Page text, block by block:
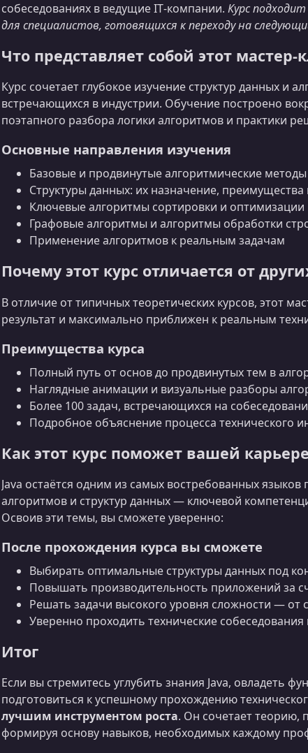
собеседованиях в ведущие IT‑компании. Курс
для специалистов, готовящихся к переходу на
Что представляет собой этот
Курс сочетает глубокое изучение структур данных и
встречающихся в индустрии. Обучение построено
поэтапного разбора логики алгоритмов и практики
Основные направления изучения
Базовые и продвинутые алгоритмические методы
Структуры данных: их назначение,
Ключевые алгоритмы сортировки и оптимизации
Графовые алгоритмы и алгоритмы обработки
Применение алгоритмов к реальным задачам
Почему этот курс отличается от
В отличие от типичных теоретических курсов, этот
результат и максимально приближен к реальным
Преимущества курса
Полный путь от основ до продвинутых тем в
Наглядные анимации и визуальные разборы
Более 100 задач, встречающихся на
Подробное объяснение процесса технического
Как этот курс поможет вашей карьере
Java остаётся одним из самых востребованных
алгоритмов и структур данных — ключевой
Освоив эти темы, вы сможете уверенно:
После прохождения курса вы сможете
Выбирать оптимальные структуры данных под
Повышать производительность приложений за
Решать задачи высокого уровня сложности — от
Уверенно проходить технические
Итог
Если вы стремитесь углубить знания Java, овладеть
подготовиться к успешному прохождению
лучшим инструментом роста. Он сочетает теорию,
формируя основу навыков, необходимых каждому